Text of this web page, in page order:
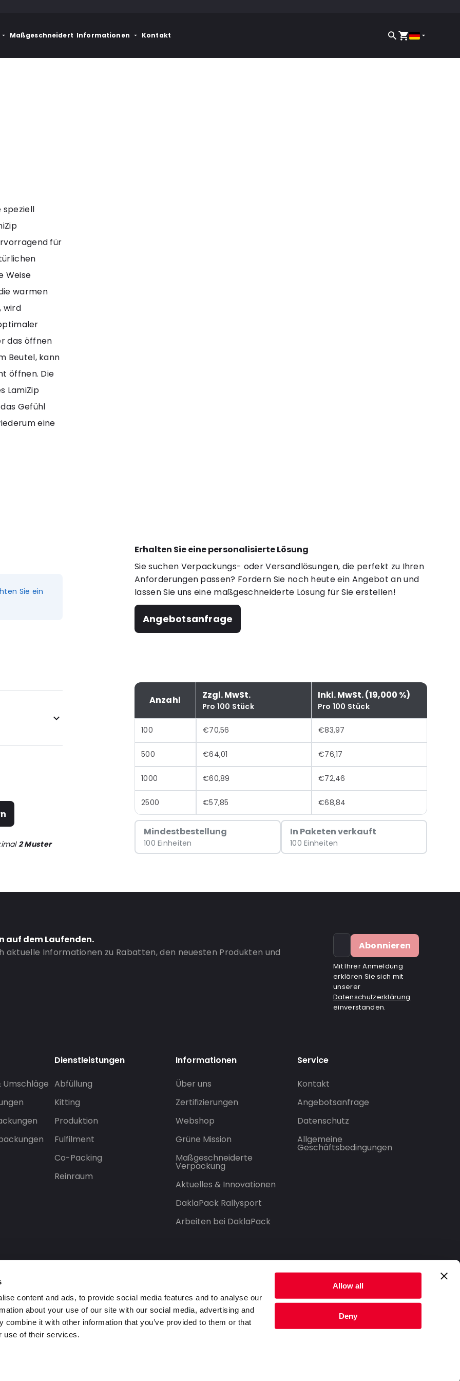
content and ads, to provide social media features and to analyse our
about your use of our site with our social media, advertising and
combine it with other information that you’ve provided to them or that
use of their services.
Allow all
Deny
Maßgeschneidert Informationen Kontakt
Erhalten Sie eine personalisierte Lösung
Sie suchen Verpackungs- oder Versandlösungen, die perfekt zu Ihren
Anforderungen passen? Fordern Sie noch heute ein Angebot an und
lassen Sie uns eine maßgeschneiderte Lösung für Sie erstellen!
Angebotsanfrage
Anzahl Zzgl. MwSt.
Pro 100 Stück
Inkl. MwSt. (19,000 %)
Pro 100 Stück
100 €70,56 €83,97
500 €64,01 €76,17
1000 €60,89 €72,46
2500 €57,85 €68,84
Mindestbestellung
100 Einheiten
In Paketen verkauft
100 Einheiten
speziell
für
Weise
warmen
wird
das öffnen
Beutel, kann
öffnen. Die
LamiZip
Gefühl
eine
Sie ein
2 Muster
auf dem Laufenden.
aktuelle Informationen zu Rabatten, den neuesten Produkten und
Abonnieren
Mit Ihrer Anmeldung
erklären Sie sich mit
unserer
Datenschutzerklärung
einverstanden.
Dienstleistungen
Abfüllung
Kitting
Produktion
Fulfilment
Co-Packing
Reinraum
Informationen
Über uns
Zertifizierungen
Webshop
Grüne Mission
Maßgeschneiderte
Verpackung
Aktuelles & Innovationen
DaklaPack Rallysport
Arbeiten bei DaklaPack
Service
Kontakt
Angebotsanfrage
Datenschutz
Allgemeine
Geschäftsbedingungen